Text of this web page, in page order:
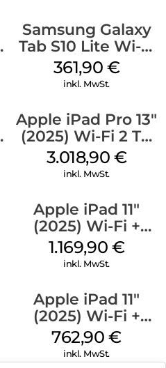
Samsung Galaxy
Tab S10 Lite Wi-Fi
128 GB Gray
361,90 €
inkl. MwSt.
Apple iPad Pro 13″
(2025) Wi-Fi 2 TB
Standardglas
Space Schwarz
3.018,90 €
inkl. MwSt.
Apple iPad 11″
(2025) Wi-Fi +
Cellular 512 GB
Gelb
1.169,90 €
inkl. MwSt.
Apple iPad 11″
(2025) Wi-Fi +
Cellular 128 GB
Gelb
762,90€
inkl. MwSt.